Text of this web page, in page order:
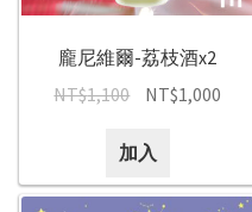
龐尼維爾-荔枝酒x2
NT$1,100 NT$1,000
加入